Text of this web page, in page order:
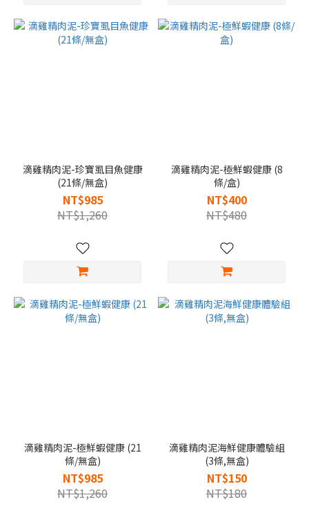
滴雞精肉泥-珍寶虱目魚健康
(21條/無盒)
NT$985
NT$1,260
滴雞精肉泥-極鮮蝦健康 (8
條/盒)
NT$400
NT$480
滴雞精肉泥-極鮮蝦健康 (21
條/無盒)
NT$985
NT$1,260
滴雞精肉泥海鮮健康體驗組
(3條,無盒)
NT$150
NT$180